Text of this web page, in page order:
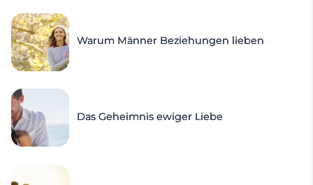
Warum Männer Beziehungen lieben
Das Geheimnis ewiger Liebe